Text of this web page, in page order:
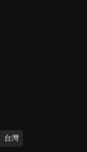
台灣